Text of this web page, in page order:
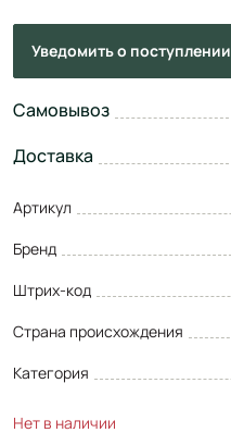
Уведомитьо поступлении
Самовывоз
Доставка
Артикул
Бренд
Штрих-код
Страна происхождения
Категория
Нет в наличии